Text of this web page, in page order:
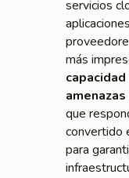
servicios
más
que
convertido
para